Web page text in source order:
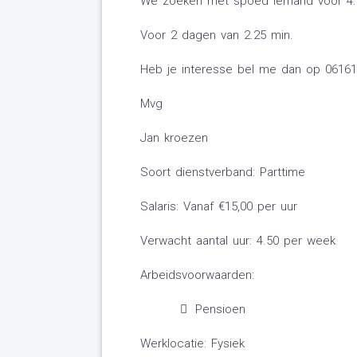
Voor 2 dagen van 2.25 min.
Heb je interesse bel me dan op
Mvg
Jan kroezen
Soort dienstverband: Parttime
Salaris: Vanaf €15,00 per uur
Verwacht aantal uur: 4.50 per week
Arbeidsvoorwaarden:
Pensioen
Werklocatie: Fysiek